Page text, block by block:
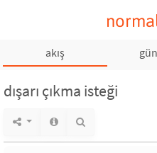
akış
dışarı çıkma isteği